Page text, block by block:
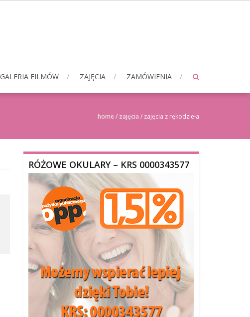
GALERIA FILMÓW ZAJĘCIA ZAMÓWIENIA
home / zajęcia / zajęcia z rękodzieła
RÓŻOWE OKULARY – KRS 0000343577